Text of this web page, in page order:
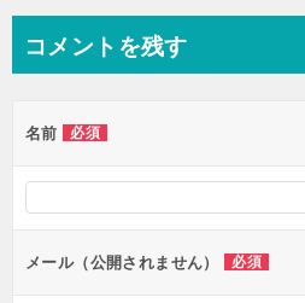
コメントを残す
名前 必須
メール（公開されません） 必須